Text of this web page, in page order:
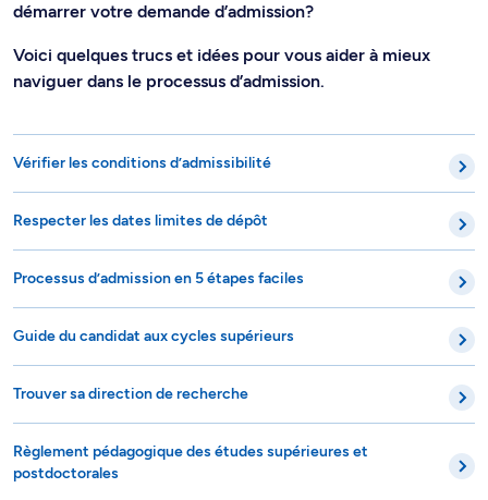
démarrer votre demande d’admission?
Voici quelques trucs et idées pour vous aider à mieux
naviguer dans le processus d’admission.
Vérifier les conditions d’admissibilité
Respecter les dates limites de dépôt
Processus d’admission en 5 étapes faciles
Guide du candidat aux cycles supérieurs
Trouver sa direction de recherche
Règlement pédagogique des études supérieures et
postdoctorales